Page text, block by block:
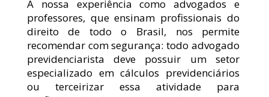
A nossa experiência como advogados e
professores, que ensinam profissionais do
direito de todo o Brasil, nos permite
recomendar com segurança: todo advogado
previdenciarista deve possuir um setor
especializado em cálculos previdenciários
ou terceirizar essa atividade para